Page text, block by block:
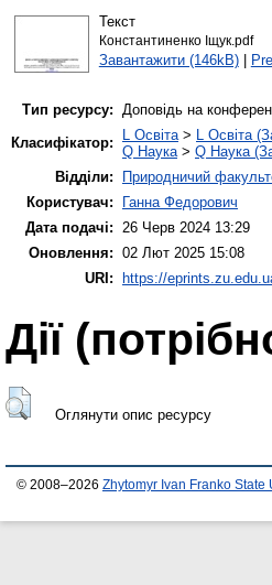
Текст
Константиненко Іщук.pdf
Завантажити (146kB)|
Тип ресурсу: Доповідь на
Класифікатор:
L Освіта> L Освіта
Q Наука> Q Наука
Відділи:
Природничий
Користувач:
Ганна Федорович
Дата подачі: 26 Черв 2024 13:29
Оновлення: 02 Лют 2025 15:08
URI:
https://
Дії
Оглянути опис ресурсу
© 2008–2026 Zhytomyr Ivan Franko State